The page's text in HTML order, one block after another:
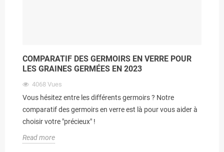
COMPARATIF DES GERMOIRS EN VERRE POUR
LES GRAINES GERMÉES EN 2023
4068 Vues
Vous hésitez entre les différents germoirs ? Notre
comparatif des germoirs en verre est là pour vous aider à
choisir votre "précieux" !
Read more